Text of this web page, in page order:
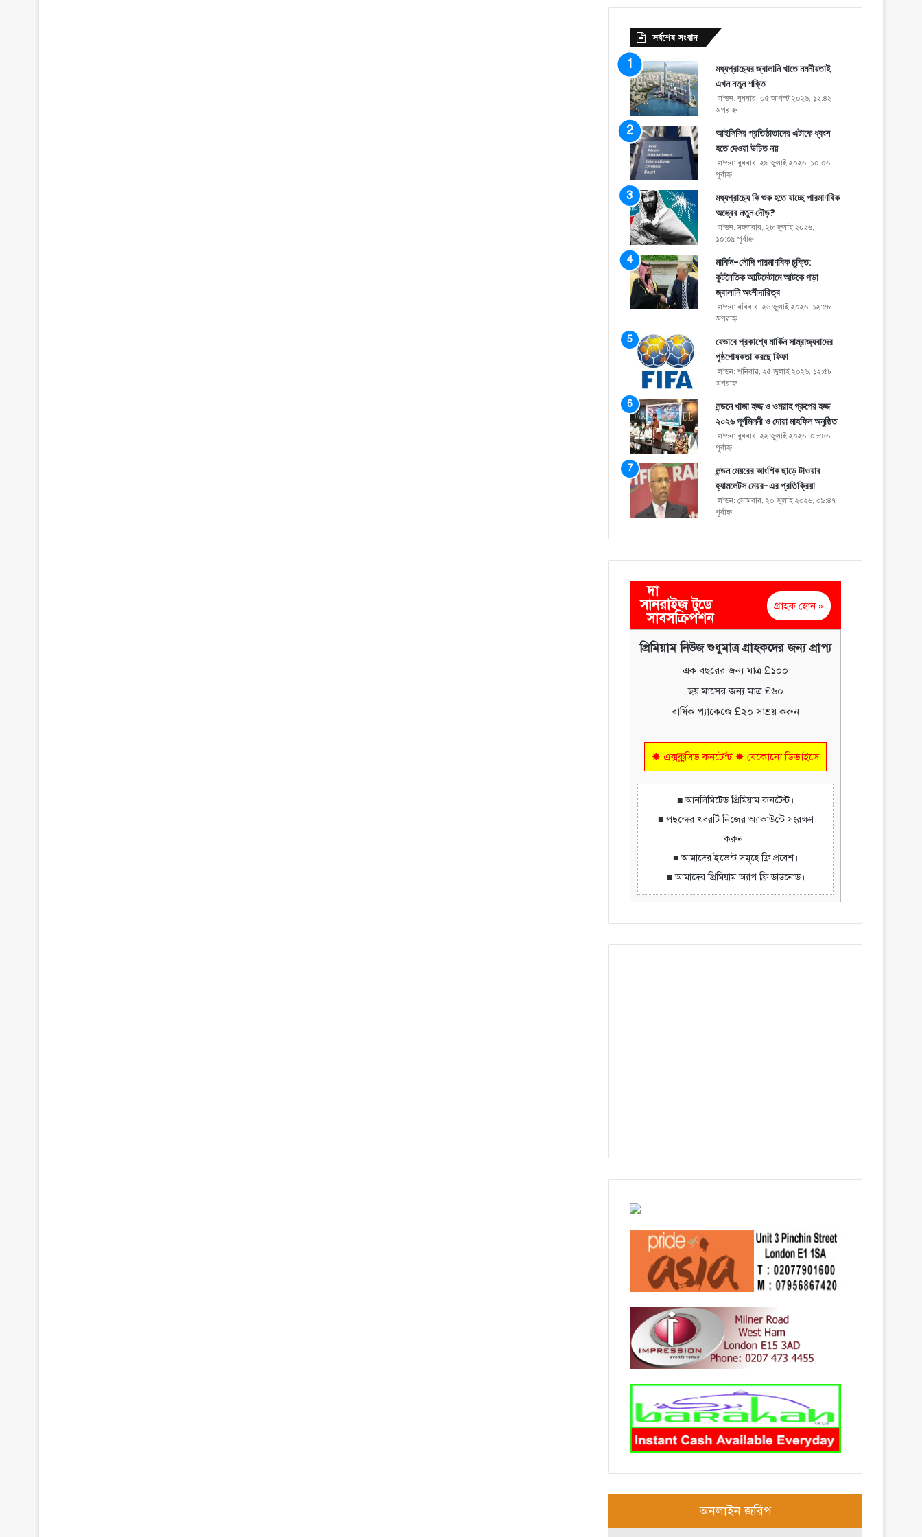
সর্বশেষ সংবাদ
মধ্যপ্রাচ্যের জ্বালানি খাতে নমনীয়তাই
এখন নতুন শক্তি
লন্ডন: বুধবার, ০৫ আগস্ট ২০২৬, ১২:৪২
অপরাহ্ণ
আইসিসির প্রতিষ্ঠাতাদের এটাকে ধ্বংস
হতে দেওয়া উচিত নয়
লন্ডন: বুধবার, ২৯ জুলাই ২০২৬, ১০:০৬
পূর্বাহ্ণ
মধ্যপ্রাচ্যে কি শুরু হতে যাচ্ছে পারমাণবিক
অস্ত্রের নতুন দৌড়?
লন্ডন: মঙ্গলবার, ২৮ জুলাই ২০২৬,
১০:০৯ পূর্বাহ্ণ
মার্কিন-সৌদি পারমাণবিক চুক্তি:
কূটনৈতিক আল্টিমেটামে আটকে পড়া
জ্বালানি অংশীদারিত্ব
লন্ডন: রবিবার, ২৬ জুলাই ২০২৬, ১২:৫৮
অপরাহ্ণ
যেভাবে প্রকাশ্যে মার্কিন সাম্রাজ্যবাদের
পৃষ্ঠপোষকতা করছে ফিফা
লন্ডন: শনিবার, ২৫ জুলাই ২০২৬, ১২:৫৮
অপরাহ্ণ
লন্ডনে খাজা হজ্জ ও ওমরাহ গ্রুপের হজ্জ
২০২৬ পূর্ণমিলনী ও দোয়া মাহফিল অনুষ্ঠিত
লন্ডন: বুধবার, ২২ জুলাই ২০২৬, ০৮:৪৬
পূর্বাহ্ণ
লন্ডন মেয়রের আংশিক ছাড়ে টাওয়ার
হ্যামলেটস মেয়র-এর প্রতিক্রিয়া
লন্ডন: সোমবার, ২০ জুলাই ২০২৬, ০৯:৪৭
পূর্বাহ্ণ
দা
সানরাইজ টুডে
সাবসক্রিপশন
গ্রাহক হোন »
প্রিমিয়াম নিউজ শুধুমাত্র গ্রাহকদের জন্য প্রাপ্য
এক বছরের জন্য মাত্র £১০০
ছয় মাসের জন্য মাত্র £৬০
বার্ষিক প্যাকেজে £২০ সাশ্রয় করুন
✸ এক্সক্লুসিভ কনটেন্ট ✸ যেকোনো ডিভাইসে
■ আনলিমিটেড প্রিমিয়াম কনটেন্ট।
■ পছন্দের খবরটি নিজের অ্যাকাউন্টে সংরক্ষণ
করুন।
■ আমাদের ইভেন্ট সমূহে ফ্রি প্রবেশ।
■ আমাদের প্রিমিয়াম অ্যাপ ফ্রি ডাউনোড।
অনলাইন জরিপ